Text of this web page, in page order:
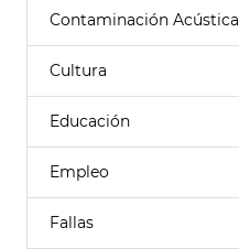
Contaminación Acústica
Cultura
Educación
Empleo
Fallas